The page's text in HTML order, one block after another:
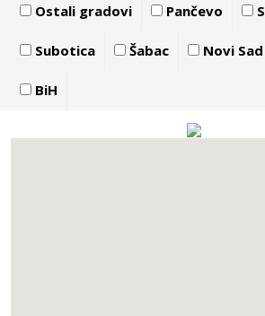
Ostali gradovi Pančevo
Subotica Šabac Novi Sad
BiH